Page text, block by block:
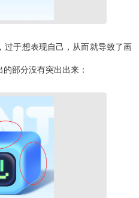
过于想表现自己，从而就导致了画
部分没有突出出来：